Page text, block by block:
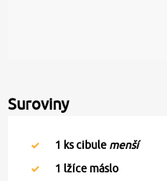
Suroviny
1 ks cibule menší
1 lžíce máslo